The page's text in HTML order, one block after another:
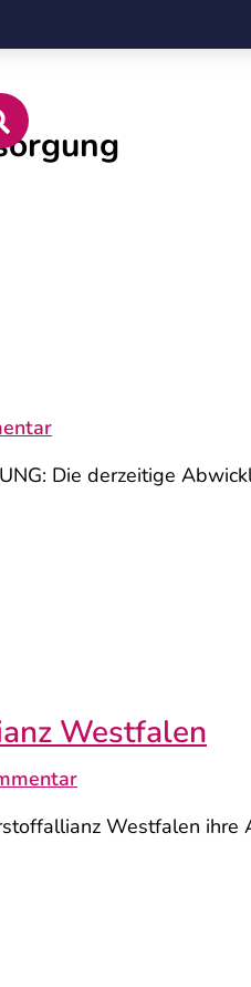
Die derzeitige
Westfalen
Westfalen